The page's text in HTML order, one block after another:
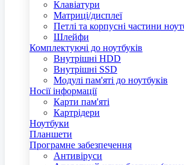
Клавіатури
Матриці/дисплеї
Петлі та корпусні частини
Шлейфи
Комплектуючі до ноутбуків
Внутрішні HDD
Внутрішні SSD
Модулі пам'яті до ноутбуків
Носії інформації
Карти пам'яті
Картрідери
Ноутбуки
Планшети
Програмне забезпечення
Антивіруси